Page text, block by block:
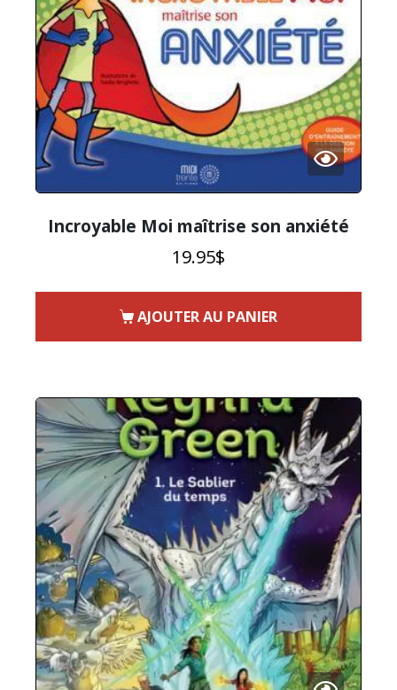
Incroyable Moi maîtrise son anxiété
19.95$
AJOUTER AU PANIER